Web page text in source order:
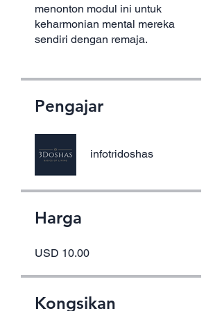
menonton modul ini untuk
keharmonian mental mereka
sendiri dengan remaja.
Pengajar
infotridoshas
Harga
USD 10.00
Kongsikan